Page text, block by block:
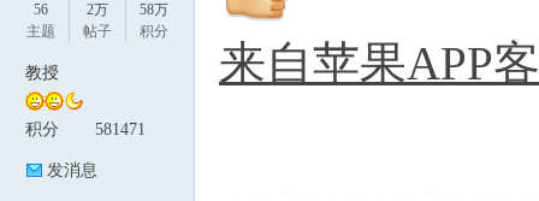
56
主题
2万
帖子
58万
积分
教授
积分 581471
发消息
来自苹果APP